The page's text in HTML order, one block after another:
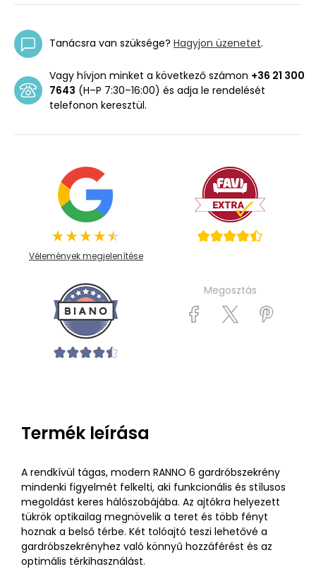
Tanácsra van szüksége? Hagyjon üzenetet.
Vagy hívjon minket a következő számon +36 21 300
7643 (H–P 7:30–16:00) és adja le rendelését
telefonon keresztül.
Vélemények megjelenítése
Megosztás
Termék leírása
A rendkívül tágas, modern RANNO 6 gardróbszekrény
mindenki figyelmét felkelti, aki funkcionális és stílusos
megoldást keres hálószobájába. Az ajtókra helyezett
tükrök optikailag megnövelik a teret és több fényt
hoznak a belső térbe. Két tolóajtó teszi lehetővé a
gardróbszekrényhez való könnyű hozzáférést és az
optimális térkihasználást.